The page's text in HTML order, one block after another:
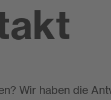
Wir haben die